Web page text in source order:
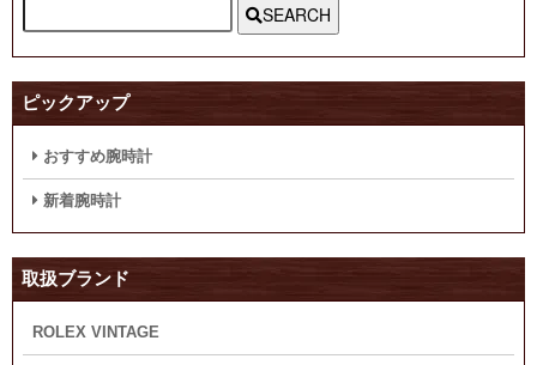
SEARCH
ピックアップ
おすすめ腕時計
新着腕時計
取扱ブランド
ROLEX VINTAGE